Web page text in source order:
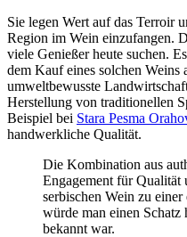
Sie legen Wert auf das Terroir
Region im Wein einzufangen.
viele Genießer heute suchen.
dem Kauf eines solchen Weins
umweltbewusste
Herstellung von traditionellen
Beispiel bei Stara Pesma
handwerkliche Qualität.
Die Kombination aus
Engagement für Qualität
serbischen Wein zu
würde man einen Schatz
bekannt war.